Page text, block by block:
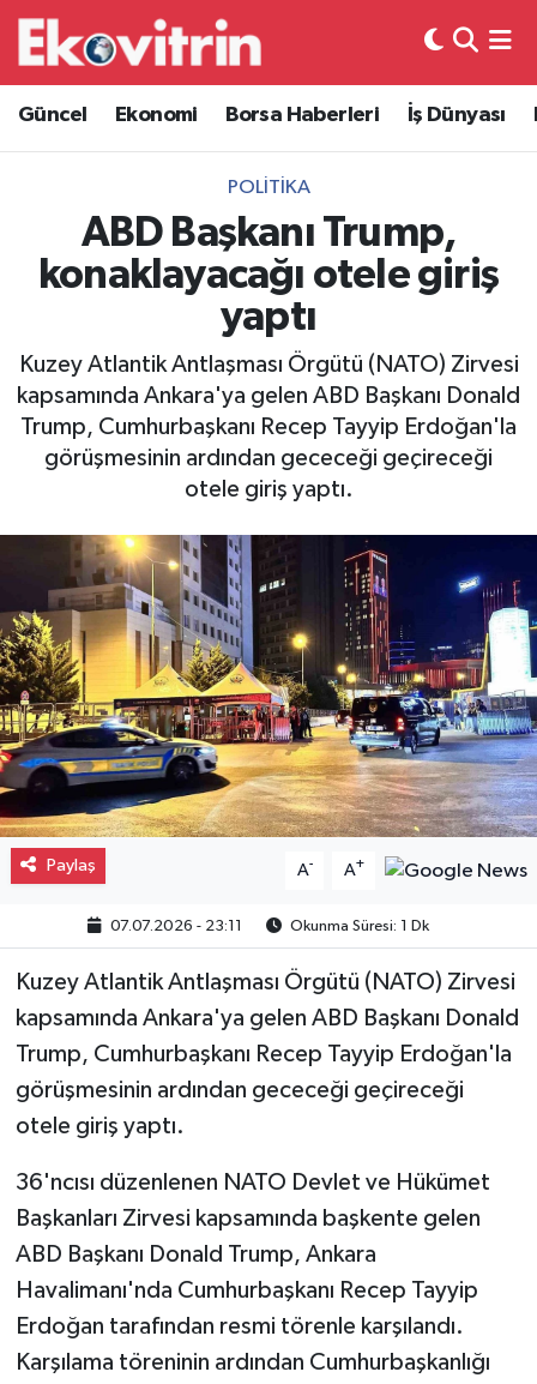
Güncel Ekonomi Borsa Haberleri İş Dünyası
POLITIKA
ABD Başkanı Trump,
konaklayacağı otele giriş
yaptı
Kuzey Atlantik Antlaşması Örgütü (NATO) Zirvesi
kapsamında Ankara'ya gelen ABD Başkanı Donald
Trump, Cumhurbaşkanı Recep Tayyip Erdoğan'la
görüşmesinin ardından gececeği geçireceği
otele giriş yaptı.
Paylaş A- A+
07.07.2026 - 23:11 Okunma Süresi: 1 Dk
Kuzey Atlantik Antlaşması Örgütü (NATO) Zirvesi
kapsamında Ankara'ya gelen ABD Başkanı Donald
Trump, Cumhurbaşkanı Recep Tayyip Erdoğan'la
görüşmesinin ardından gececeği geçireceği
otele giriş yaptı.
36'ncısı düzenlenen NATO Devlet ve Hükümet
Başkanları Zirvesi kapsamında başkente gelen
ABD Başkanı Donald Trump, Ankara
Havalimanı'nda Cumhurbaşkanı Recep Tayyip
Erdoğan tarafından resmi törenle karşılandı.
Karşılama töreninin ardından Cumhurbaşkanlığı
Güncel
Ekonomi
Borsa Haberleri
İş Dünyası
Otovitrin
Asayiş
Gayrimenkul
Spor
Eğitim
Hava Durumu
Trafik Durumu
Süper Lig Puan Durumu ve Fikstür
Tüm Manşetler
Son Dakika Haberleri
Haber Arşivi